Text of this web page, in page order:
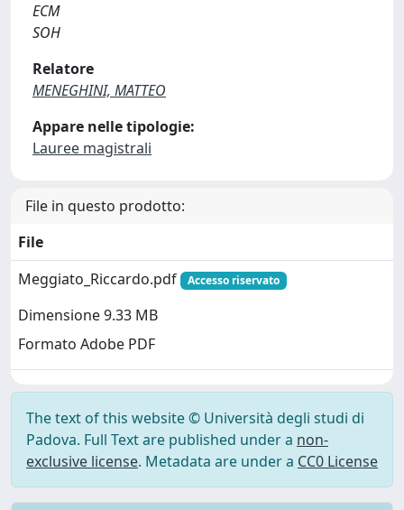
ECM
SOH
Relatore
MENEGHINI, MATTEO
Appare nelle tipologie:
Lauree magistrali
File in questo prodotto:
File
Meggiato_Riccardo.pdf
Accesso riservato
Dimensione 9.33 MB
Formato Adobe PDF
The text of this website © Università degli studi di
Padova. Full Text are published under a non-
exclusive license. Metadata are under a CC0 License